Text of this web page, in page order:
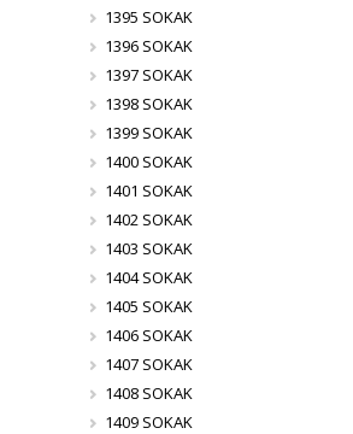
1395 SOKAK
1396 SOKAK
1397 SOKAK
1398 SOKAK
1399 SOKAK
1400 SOKAK
1401 SOKAK
1402 SOKAK
1403 SOKAK
1404 SOKAK
1405 SOKAK
1406 SOKAK
1407 SOKAK
1408 SOKAK
1409 SOKAK